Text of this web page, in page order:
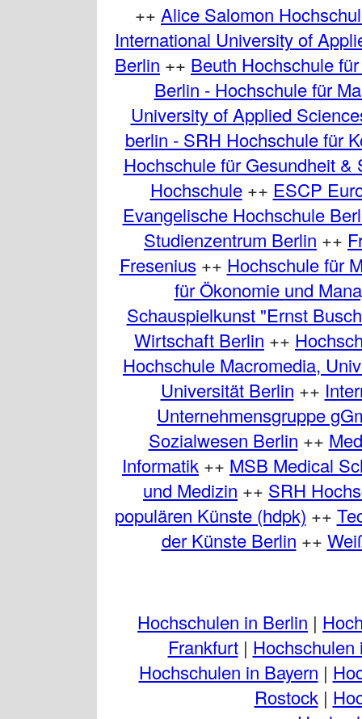
++ Alice Salomon
International University of
Berlin ++ Beuth Hochschule
Berlin - Hochschule für
University of Applied
berlin - SRH Hochschule für
Hochschule für Gesundheit &
Hochschule++ ESCP
Evangelische Hochschule
Studienzentrum Berlin ++
Fresenius ++ Hochschule für
für Ökonomie und
Schauspielkunst "Ernst
Wirtschaft Berlin ++
Hochschule Macromedia,
Universität Berlin ++
Unternehmensgruppe
Sozialwesen Berlin ++
Informatik ++ MSB Medical
und Medizin ++ SRH
populären Künste (hdpk) ++
der Künste Berlin ++
Hochschulen in Berlin |
Frankfurt| Hochschulen
Hochschulen in Bayern |
Rostock|